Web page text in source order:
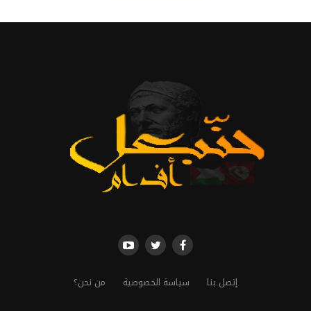
إتصل بنا سياسة الخصوصية من نحن؟